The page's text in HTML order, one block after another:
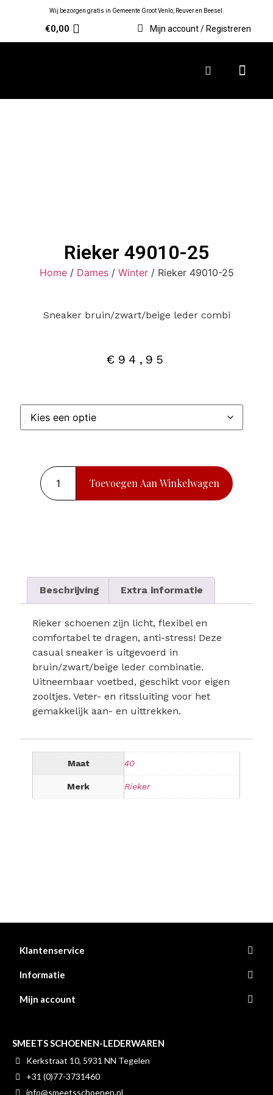
Wij bezorgen gratis in Gemeente Groot Venlo, Reuver en Beesel.
€0,00 Mijn account / Registreren
Rieker 49010-25
Home/ Dames/ Winter/ Rieker 49010-25
Sneaker bruin/zwart/beige leder combi
€ 94,95
Toevoegen Aan Winkelwagen
Beschrijving Extra informatie
Rieker schoenen zijn licht, flexibel en
comfortabel te dragen, anti-stress! Deze
casual sneaker is uitgevoerd in
bruin/zwart/beige leder combinatie.
Uitneembaar voetbed, geschikt voor eigen
zooltjes. Veter- en ritssluiting voor het
gemakkelijk aan- en uittrekken.
Maat 40
Merk Rieker
Klantenservice
Informatie
Mijn account
SMEETS SCHOENEN-LEDERWAREN
Kerkstraat 10, 5931 NN Tegelen
+31 (0)77-3731460
info@smeetsschoenen.nl